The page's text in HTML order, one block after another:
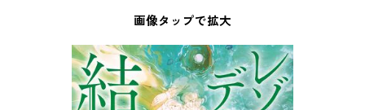
画像タップで拡大